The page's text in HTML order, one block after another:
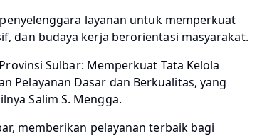
layanan untuk memperkuat
dan budaya kerja berorientasi masyarakat.
Sulbar: Memperkuat Tata Kelola
Pelayanan Dasar dan Berkualitas, yang
Salim S. Mengga.
memberikan pelayanan terbaik bagi